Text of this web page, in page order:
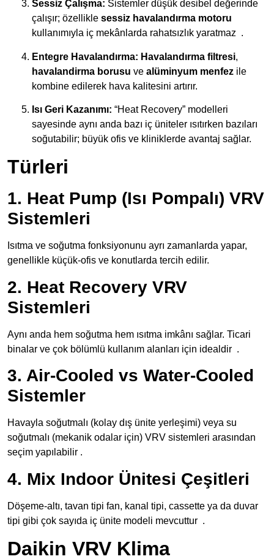
Sessiz Çalışma: Sistemler düşük desibel değerinde
çalışır; özellikle sessiz havalandırma motoru
kullanımıyla iç mekânlarda rahatsızlık yaratmaz .
Entegre Havalandırma: Havalandırma filtresi,
havalandirma borusu ve alüminyum menfez ile
kombine edilerek hava kalitesini artırır.
Isı Geri Kazanımı: “Heat Recovery” modelleri
sayesinde aynı anda bazı iç üniteler ısıtırken bazıları
soğutabilir; büyük ofis ve kliniklerde avantaj sağlar.
Türleri
1. Heat Pump (Isı Pompalı) VRV
Sistemleri
Isıtma ve soğutma fonksiyonunu ayrı zamanlarda yapar,
genellikle küçük-ofis ve konutlarda tercih edilir.
2. Heat Recovery VRV
Sistemleri
Aynı anda hem soğutma hem ısıtma imkânı sağlar. Ticari
binalar ve çok bölümlü kullanım alanları için idealdir .
3. Air-Cooled vs Water-Cooled
Sistemler
Havayla soğutmalı (kolay dış ünite yerleşimi) veya su
soğutmalı (mekanik odalar için) VRV sistemleri arasından
seçim yapılabilir .
4. Mix Indoor Ünitesi Çeşitleri
Döşeme-altı, tavan tipi fan, kanal tipi, cassette ya da duvar
tipi gibi çok sayıda iç ünite modeli mevcuttur .
Daikin VRV Klima